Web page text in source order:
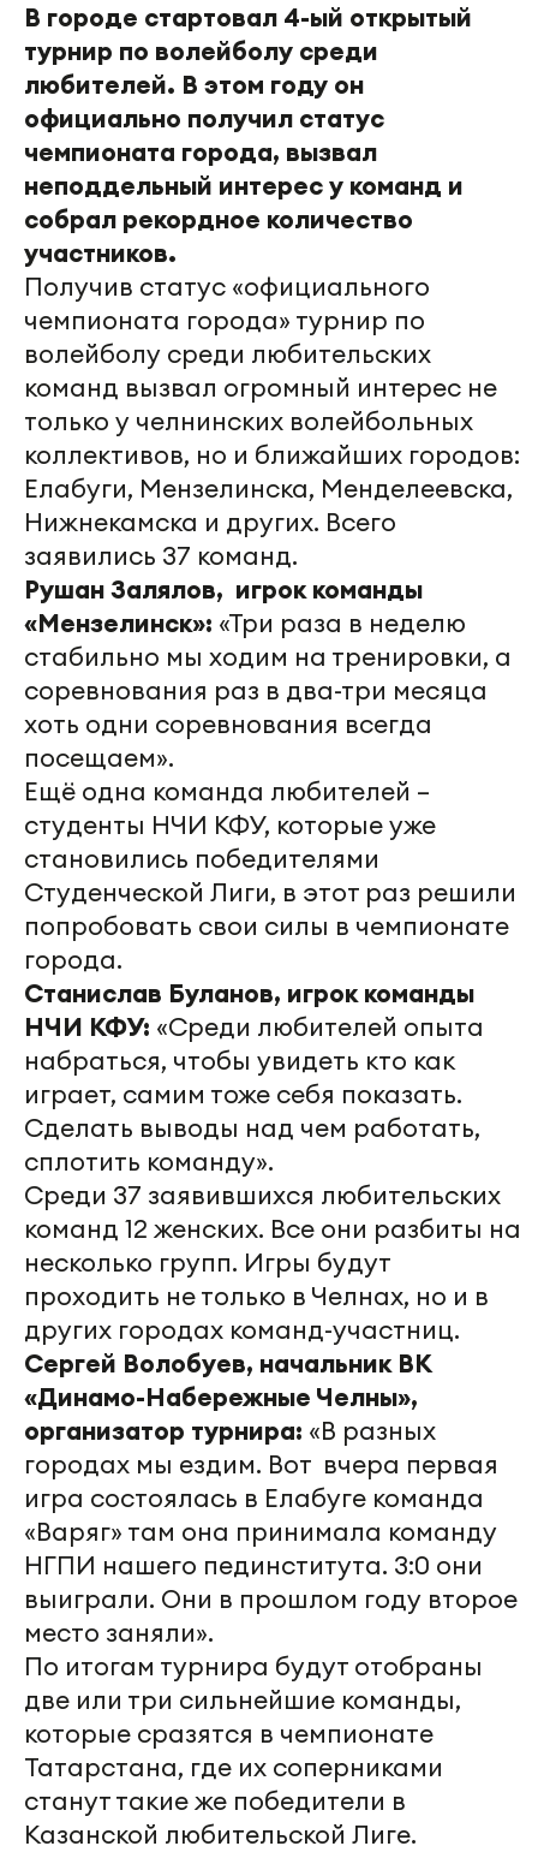
В городе стартовал 4-ый открытый
турнир по волейболу среди
любителей. В этом году он
официально получил статус
чемпионата города, вызвал
неподдельный интерес у команд и
собрал рекордное количество
участников.
Получив статус «официального
чемпионата города» турнир по
волейболу среди любительских
команд вызвал огромный интерес не
только у челнинских волейбольных
коллективов, но и ближайших городов:
Елабуги, Мензелинска, Менделеевска,
Нижнекамска и других. Всего
заявились 37 команд.
Рушан Залялов, игрок команды
«Мензелинск»: «Три раза в неделю
стабильно мы ходим на тренировки, а
соревнования раз в два-три месяца
хоть одни соревнования всегда
посещаем».
Ещё одна команда любителей –
студенты НЧИ КФУ, которые уже
становились победителями
Студенческой Лиги, в этот раз решили
попробовать свои силы в чемпионате
города.
Станислав Буланов, игрок команды
НЧИ КФУ: «Среди любителей опыта
набраться, чтобы увидеть кто как
играет, самим тоже себя показать.
Сделать выводы над чем работать,
сплотить команду».
Среди 37 заявившихся любительских
команд 12 женских. Все они разбиты на
несколько групп. Игры будут
проходить не только в Челнах, но и в
других городах команд-участниц.
Сергей Волобуев, начальник ВК
«Динамо-Набережные Челны»,
организатор турнира: «В разных
городах мы ездим. Вот вчера первая
игра состоялась в Елабуге команда
«Варяг» там она принимала команду
НГПИ нашего пединститута. 3:0 они
выиграли. Они в прошлом году второе
место заняли».
По итогам турнира будут отобраны
две или три сильнейшие команды,
которые сразятся в чемпионате
Татарстана, где их соперниками
станут такие же победители в
Казанской любительской Лиге.